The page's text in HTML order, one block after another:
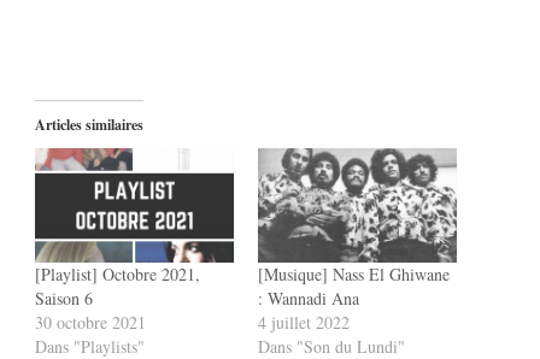
Articles similaires
[Playlist] Octobre 2021,
Saison 6
30 octobre 2021
Dans "Playlists"
[Musique] Nass El Ghiwane
: Wannadi Ana
4 juillet 2022
Dans "Son du Lundi"